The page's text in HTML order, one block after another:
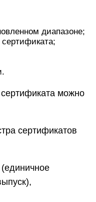
диапазоне;
можно
сертификатов